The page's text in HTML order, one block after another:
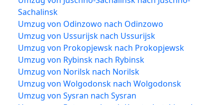
Sachalinsk
Umzug von Odinzowo nach Odinzowo
Umzug von Ussurijsk nach Ussurijsk
Umzug von Prokopjewsk nach Prokopjewsk
Umzug von Rybinsk nach Rybinsk
Umzug von Norilsk nach Norilsk
Umzug von Wolgodonsk nach Wolgodonsk
Umzug von Sysran nach Sysran